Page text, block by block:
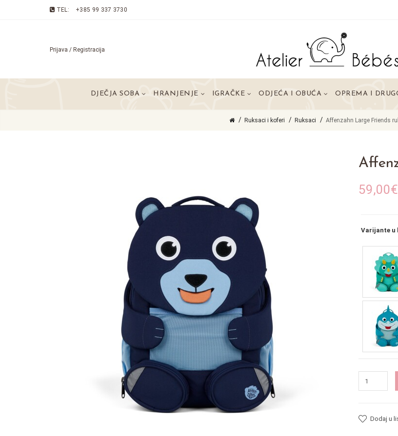
TEL: +385 99 337 3730
Prijava / Registracija
DJEČJA SOBA HRANJENJE IGRAČKE ODJEĆA I OBUĆA OPREMA I
Ruksaci i koferi Ruksaci Affenzahn Large Friends
59,00€
Varijante u
Dodaj u